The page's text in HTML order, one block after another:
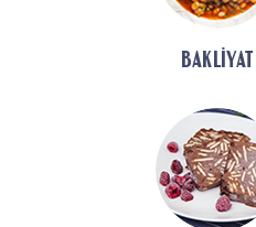
BAKLIYAT